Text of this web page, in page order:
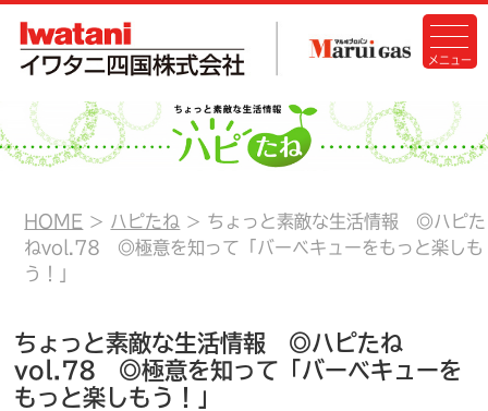
HOME ハピたね
ちょっと素敵な生活情報 ◎ハピた
ねvol.78 ◎極意を知って「バーベキューをもっと楽しも
う！」
ちょっと素敵な生活情報 ◎ハピたね
vol.78 ◎極意を知って「バーベキューを
もっと楽しもう！」